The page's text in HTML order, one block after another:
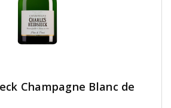
Champagne Blanc de